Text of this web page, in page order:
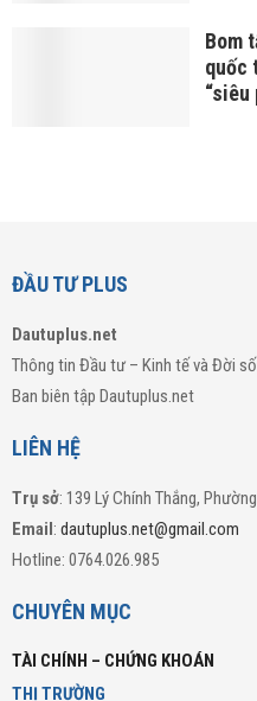
Bom
quốc
“siêu
ĐẦU TƯ PLUS
Dautuplus.net
Thông tin Đầu tư – Kinh tế và Đời
Ban biên tập Dautuplus.net
LIÊN HỆ
Trụ sở: 139 Lý Chính Thắng,
Email : dautuplus.net@gmail.com
Hotline: 0764.026.985
CHUYÊN MỤC
TÀI CHÍNH – CHỨNG KHOÁN
THỊ TRƯỜNG